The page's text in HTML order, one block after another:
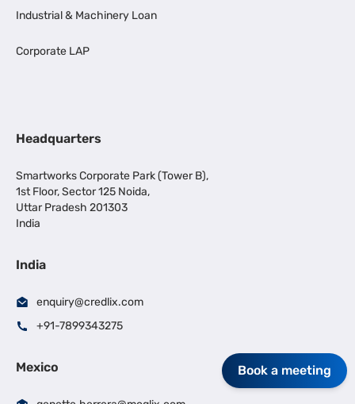
Industrial & Machinery Loan
Corporate LAP
Headquarters
Smartworks Corporate Park (Tower B),
1st Floor, Sector 125 Noida,
Uttar Pradesh 201303
India
India
enquiry@credlix.com
+91-7899343275
Mexico Book a meeting